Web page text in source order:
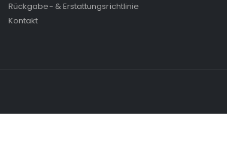
Rückgabe- & Erstattungsrichtlinie
Kontakt